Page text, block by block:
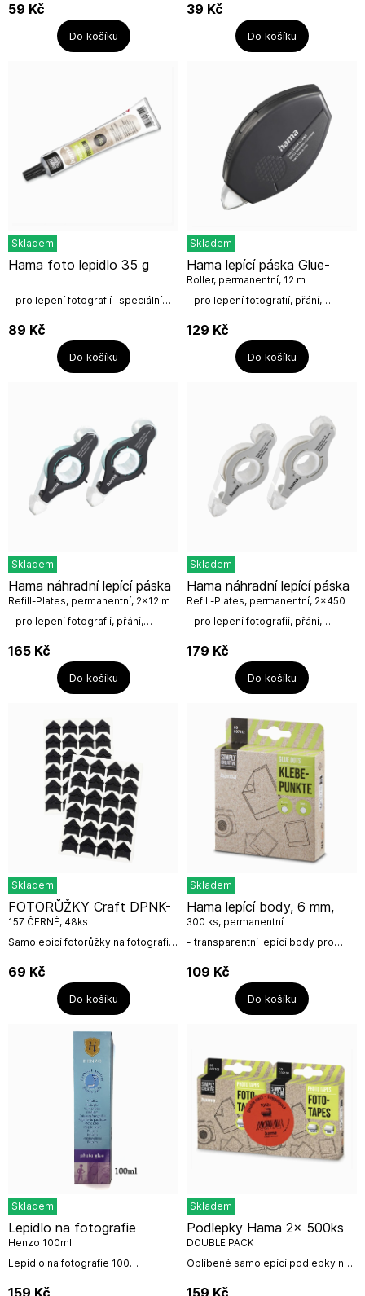
balení: 250ksVyrobeno pro
Henzo:Výrobce: Henzo,
Holandsko.Adresa:...
59 Kč
Do košíku
zdobení fotoalb, deníků, diářů či
památníků. Výborně poslouží i...
39 Kč
Do košíku
Skladem
- pro lepení fotografií- speciální
vlastnostmi- přebytečné lepidlo
lze snadno, beze stop...
Hama foto lepidlo 35 g
89 Kč
Do košíku
Skladem
- pro lepení fotografií, přání,
kvalita na dosah ruky, tento
výrobek se vyrábí přímo v
Hama lepící páska Glue-
Roller, permanentní, 12 m
129 Kč
Do košíku
Skladem
- pro lepení fotografií, přání,
kvalita na dosah ruky, tento
výrobek se vyrábí přímo v
Hama náhradní lepící páska
Refill-Plates, permanentní, 2x12 m
165 Kč
Do košíku
Skladem
- pro lepení fotografií, přání,
kvalita na dosah ruky, tento
výrobek se vyrábí přímo v
Hama náhradní lepící páska
Refill-Plates, permanentní, 2x450
bodů
179 Kč
Do košíku
Skladem
Samolepicí fotorůžky na fotografie,
Koeximpo, spol. s.r.o.Adresa
výrobce: Nádražní 41/5, 737 01...
FOTORŮŽKY Craft DPNK-
157 ČERNÉ, 48ks
69 Kč
Do košíku
Skladem
- transparentní lepící body pro
tvorbě ručních přání, deníků nebo
dárků (scrapbooking)-...
Hama lepící body, 6 mm,
300 ks, permanentní
109 Kč
Do košíku
Skladem
Lepidlo na fotografie 100
Holandsko.Adresa: Distri4You
Lepidlo na fotografie
Henzo 100ml
159 Kč
Skladem
Oblíbené samolepící podlepky na
ks.- oboustranné samolepící
Podlepky Hama 2x 500ks
DOUBLE PACK
159 Kč